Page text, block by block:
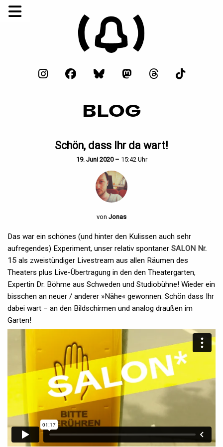
BLOG
Schön, dass Ihr da wart!
19. Juni 2020 – 15:42 Uhr
von Jonas
Das war ein schönes (und hinter den Kulissen auch sehr
aufregendes) Experiment, unser relativ spontaner SALON Nr.
15 als zweistündiger Livestream aus allen Räumen des
Theaters plus Live-Übertragung in den den Theatergarten,
Expertin Dr. Böhme aus Schweden und Studiobühne! Wieder ein
bisschen an neuer / anderer »Nähe« gewonnen. Schön dass Ihr
dabei wart – an den Bildschirmen und analog draußen im
Garten!